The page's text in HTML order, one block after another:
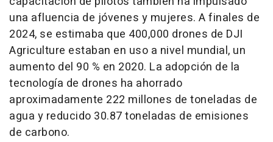
una afluencia de jóvenes y mujeres. A finales de
2024, se estimaba que 400,000 drones de DJI
Agriculture estaban en uso a nivel mundial, un
aumento del 90 % en 2020. La adopción de la
tecnología de drones ha ahorrado
aproximadamente 222 millones de toneladas de
agua y reducido 30.87 toneladas de emisiones
de carbono.